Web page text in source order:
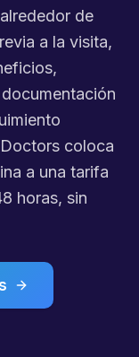
de
a la visita,
coloca
a una tarifa
horas, sin